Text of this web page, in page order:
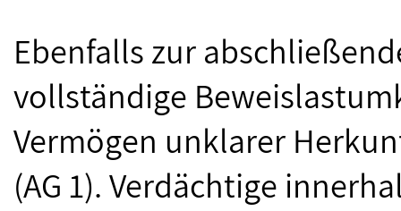
Ebenfalls zur
vollständige
Vermögen unklarer
(AG 1). Verdächtige